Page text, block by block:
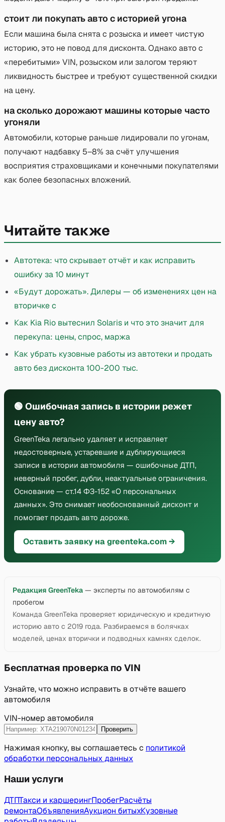
стоит ли покупать авто с историей угона
Если машина была снята с розыска и имеет чистую
историю, это не повод для дисконта. Однако авто с
«перебитыми» VIN, розыском или залогом теряют
ликвидность быстрее и требуют существенной скидки
на цену.
на сколько дорожают машины которые часто
угоняли
Автомобили, которые раньше лидировали по угонам,
получают надбавку 5–8% за счёт улучшения
восприятия страховщиками и конечными покупателями
как более безопасных вложений.
Читайте также
Автотека: что скрывает отчёт и как исправить
ошибку за 10 минут
«Будут дорожать». Дилеры — об изменениях цен на
вторичке с
Как Kia Rio вытеснил Solaris и что это значит для
перекупа: цены, спрос, маржа
Как убрать кузовные работы из автотеки и продать
авто без дисконта 100-200 тыс.
🟢 Ошибочная запись в истории режет
цену авто?
GreenTeka легально удаляет и исправляет
недостоверные, устаревшие и дублирующиеся
записи в истории автомобиля — ошибочные ДТП,
неверный пробег, дубли, неактуальные ограничения.
Основание — ст.14 ФЗ-152 «О персональных
данных». Это снимает необоснованный дисконт и
помогает продать авто дороже.
Оставить заявку на greenteka.com →
Редакция GreenTeka — эксперты по автомобилям с
пробегом
Команда GreenTeka проверяет юридическую и кредитную
историю авто с 2019 года. Разбираемся в болячках
моделей, ценах вторички и подводных камнях сделок.
Бесплатная проверка по VIN
Узнайте, что можно исправить в отчёте вашего
автомобиля
VIN-номер автомобиля
Проверить
Нажимая кнопку, вы соглашаетесь с политикой
обработки персональных данных
Наши услуги
ДТПТакси и каршерингПробегРасчёты
ремонтаОбъявленияАукцион битыхКузовные